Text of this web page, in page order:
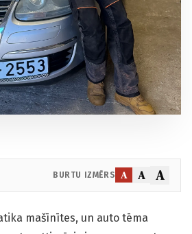
BURTU IZMĒRS A A A
mašīnītes, un auto tēma